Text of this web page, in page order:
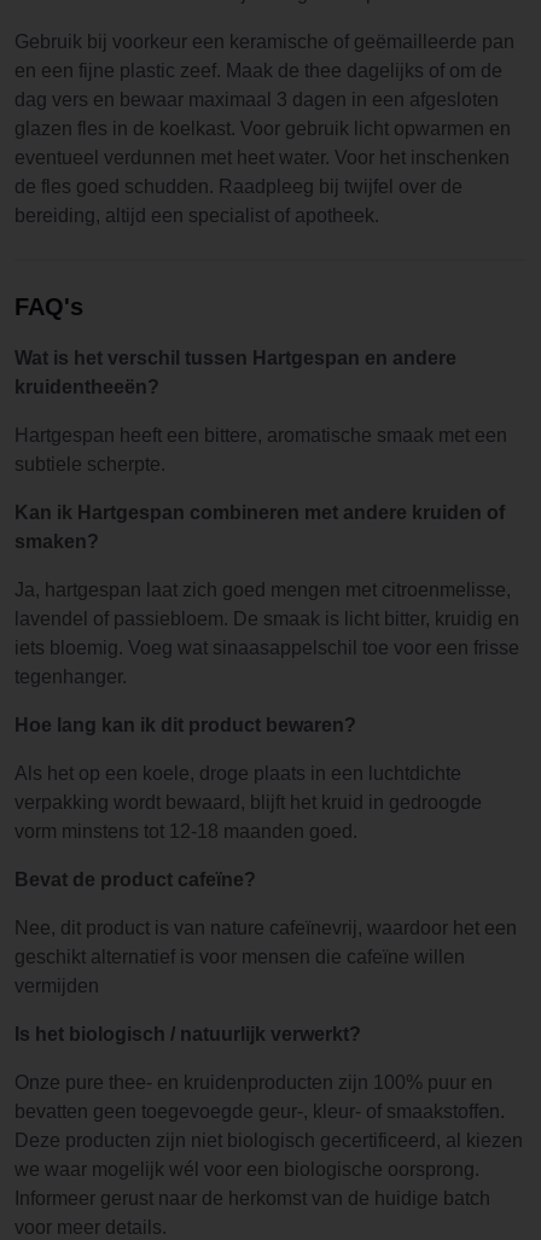
Gebruik bij voorkeur een keramische of geëmailleerde pan
en een fijne plastic zeef. Maak de thee dagelijks of om de
dag vers en bewaar maximaal 3 dagen in een afgesloten
glazen fles in de koelkast. Voor gebruik licht opwarmen en
eventueel verdunnen met heet water. Voor het inschenken
de fles goed schudden. Raadpleeg bij twijfel over de
bereiding, altijd een specialist of apotheek.
FAQ's
Wat is het verschil tussen Hartgespan en andere
kruidentheeën?
Hartgespan heeft een bittere, aromatische smaak met een
subtiele scherpte.
Kan ik Hartgespan combineren met andere kruiden of
smaken?
Ja, hartgespan laat zich goed mengen met citroenmelisse,
lavendel of passiebloem. De smaak is licht bitter, kruidig en
iets bloemig. Voeg wat sinaasappelschil toe voor een frisse
tegenhanger.
Hoe lang kan ik dit product bewaren?
Als het op een koele, droge plaats in een luchtdichte
verpakking wordt bewaard, blijft het kruid in gedroogde
vorm minstens tot 12-18 maanden goed.
Bevat de product cafeïne?
Nee, dit product is van nature cafeïnevrij, waardoor het een
geschikt alternatief is voor mensen die cafeïne willen
vermijden
Is het biologisch / natuurlijk verwerkt?
Onze pure thee- en kruidenproducten zijn 100% puur en
bevatten geen toegevoegde geur-, kleur- of smaakstoffen.
Deze producten zijn niet biologisch gecertificeerd, al kiezen
we waar mogelijk wél voor een biologische oorsprong.
Informeer gerust naar de herkomst van de huidige batch
voor meer details.